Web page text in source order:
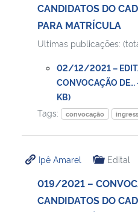
CANDIDATOS DO
PARA MATRÍCULA
Ultimas publicações:
02/12/2021 –
CONVOCAÇÃO
KB)
Tags:
convocação
Ipê Amarel Edital
019/2021 –
CANDIDATOS DO